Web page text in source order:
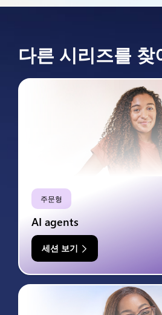
다른 시리즈를 찾
주문형
AI agents
세션 보기